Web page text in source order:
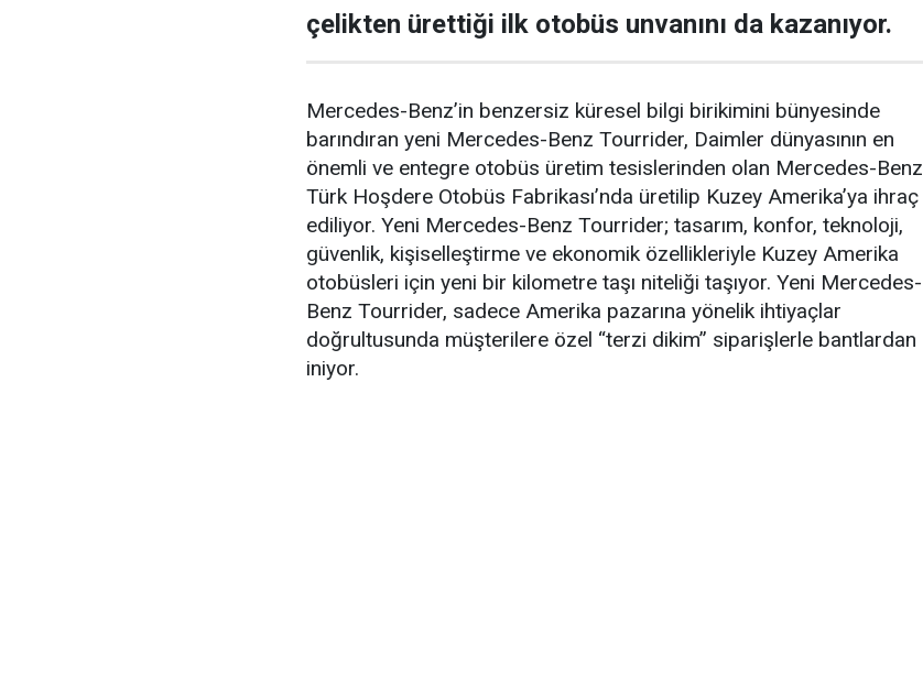
çelikten ürettiği ilk otobüs unvanını da kazanıyor.
Mercedes-Benz’in benzersiz küresel bilgi birikimini bünyesinde
barındıran yeni Mercedes-Benz Tourrider, Daimler dünyasının en
önemli ve entegre otobüs üretim tesislerinden olan Mercedes-Benz
Türk Hoşdere Otobüs Fabrikası’nda üretilip Kuzey Amerika’ya ihraç
ediliyor. Yeni Mercedes-Benz Tourrider; tasarım, konfor, teknoloji,
güvenlik, kişiselleştirme ve ekonomik özellikleriyle Kuzey Amerika
otobüsleri için yeni bir kilometre taşı niteliği taşıyor. Yeni Mercedes-
Benz Tourrider, sadece Amerika pazarına yönelik ihtiyaçlar
doğrultusunda müşterilere özel “terzi dikim” siparişlerle bantlardan
iniyor.